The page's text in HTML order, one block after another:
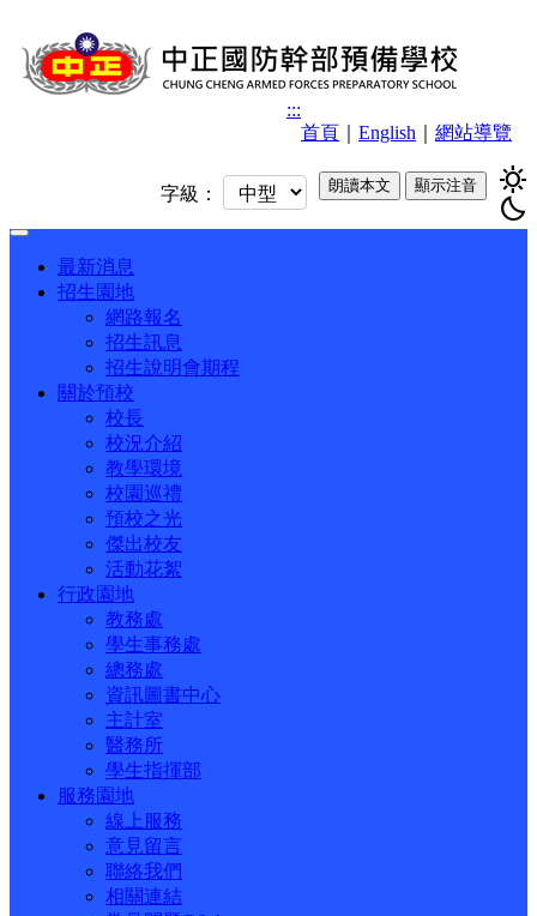
首頁 English 網站導覽
:::
sunny
bedtime
朗讀本文 顯示注音
字級：
Toggle
navigation最新消息
招生園地
網路報名
招生訊息
招生說明會期程
關於預校
校長
校況介紹
教學環境
校園巡禮
預校之光
傑出校友
活動花絮
行政園地
教務處
學生事務處
總務處
資訊圖書中心
主計室
醫務所
學生指揮部
服務園地
線上服務
意見留言
聯絡我們
相關連結